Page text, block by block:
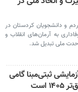
و دانشجویان کردستان در
وفاداری به آرمان‌های انقلاب و
ملی تبدیل شد.
ثبتی‌مبنا گامی
است